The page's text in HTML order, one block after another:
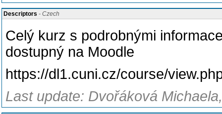
Descriptors - Czech
Celý kurz s podrobnými
dostupný na Moodle
https://dl1.cuni.cz/course/
Last update: Dvořáková